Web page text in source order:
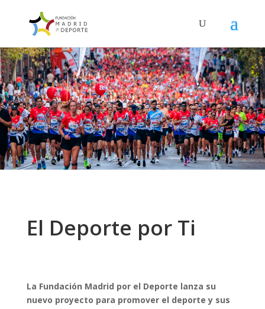
El Deporte por Ti
La Fundación Madrid por el Deporte lanza su
nuevo proyecto para promover el deporte y sus